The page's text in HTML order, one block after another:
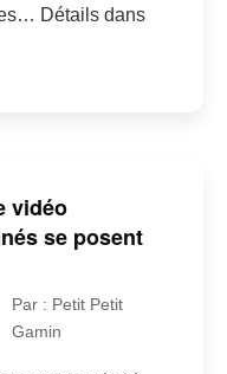
Détails dans
vidéo
se posent
Par : Petit Petit
Gamin